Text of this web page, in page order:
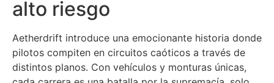
alto riesgo
Aetherdrift introduce una emocionante historia donde
pilotos compiten en circuitos caóticos a través de
distintos planos. Con vehículos y monturas únicas,